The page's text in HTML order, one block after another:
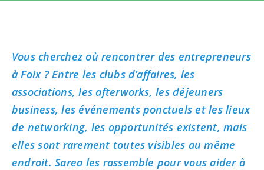
Vous cherchez où rencontrer des entrepreneurs
à Foix ? Entre les clubs d’affaires, les
associations, les afterworks, les déjeuners
business, les événements ponctuels et les lieux
de networking, les opportunités existent, mais
elles sont rarement toutes visibles au même
endroit. Sarea les rassemble pour vous aider à